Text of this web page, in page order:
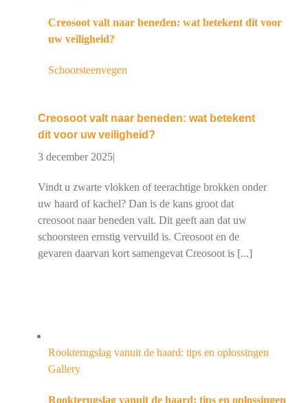
Creosoot valt naar beneden: wat betekent dit voor
uw veiligheid?
Schoorsteenvegen
Creosoot valt naar beneden: wat betekent
dit voor uw veiligheid?
3 december 2025|
Vindt u zwarte vlokken of teerachtige brokken onder
uw haard of kachel? Dan is de kans groot dat
creosoot naar beneden valt. Dit geeft aan dat uw
schoorsteen ernstig vervuild is. Creosoot en de
gevaren daarvan kort samengevat Creosoot is [...]
Rookterugslag vanuit de haard: tips en oplossingen
Gallery
Rookterugslag vanuit de haard: tips en oplossingen